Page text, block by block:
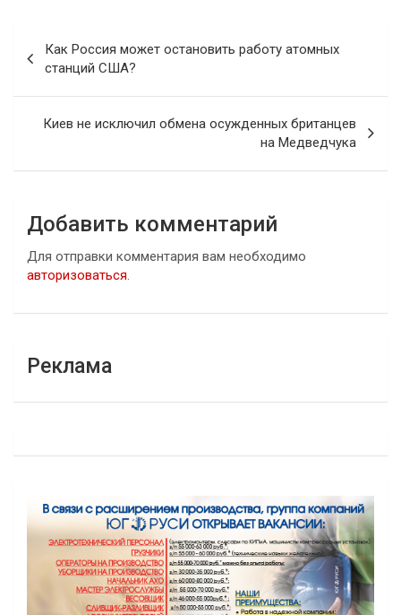
по
записям
Как Россия может остановить работу атомных
станций США?
Киев не исключил обмена осужденных британцев
на Медведчука
Добавить комментарий
Для отправки комментария вам необходимо
авторизоваться.
Реклама